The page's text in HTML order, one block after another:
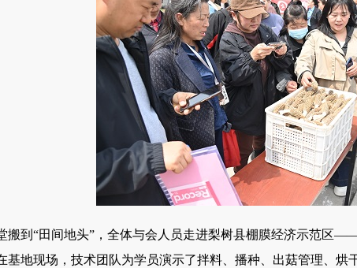
到“田间地头”，全体与会人员走进梨树县棚膜经济示范区
基地现场，技术团队为学员演示了拌料、播种、出菇管理、